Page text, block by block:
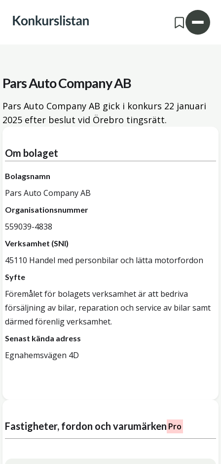
Pars Auto Company AB
Pars Auto Company AB gick i konkurs 22 januari
2025 efter beslut vid Örebro tingsrätt.
Om bolaget
Bolagsnamn
Pars Auto Company AB
Organisationsnummer
559039-4838
Verksamhet (SNI)
45110 Handel med personbilar och lätta motorfordon
Syfte
Föremålet för bolagets verksamhet är att bedriva
försäljning av bilar, reparation och service av bilar samt
därmed förenlig verksamhet.
Senast kända adress
Egnahemsvägen 4D
Fastigheter, fordon och varumärken Pro